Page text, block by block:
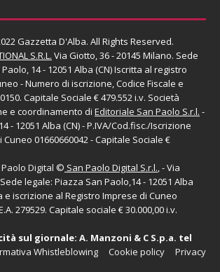
Gazzetta D'Alba. All Rights Reserved.
S.R.L. Via Giotto, 36 - 20145 Milano. Sede
14 - 12051 Alba (CN) Iscritta al registro
- Numero di iscrizione, Codice Fiscale e
Capitale Sociale € 479.552 i.v. Società
e coordinamento di Editoriale San Paolo S.r.l. -
- 12051 Alba (CN) - P.IVA/Cod.fisc./Iscrizione
01660660042 - Capitale Sociale €
Digital © San Paolo Digital S.r.l., - Via
legale: Piazza San Paolo,14 - 12051 Alba
e iscrizione al Registro Imprese di Cuneo
279529. Capitale sociale € 30.000,00 i.v.
sul giornale: A. Manzoni & C S.p.a. tel
Privacy
Cookie policy
Whistleblowing